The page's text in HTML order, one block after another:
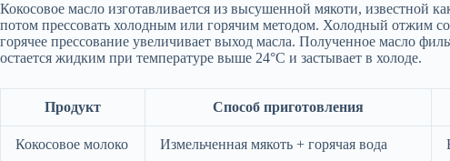
Кокосовое масло изготавливается из высушенной мякоти, известной
потом прессовать холодным или горячим методом. Холодный отжим
горячее прессование увеличивает выход масла. Полученное масло
остается жидким при температуре выше 24°C и застывает в холоде.
Продукт Способ приготовления
Кокосовое молоко Измельченная мякоть + горячая вода